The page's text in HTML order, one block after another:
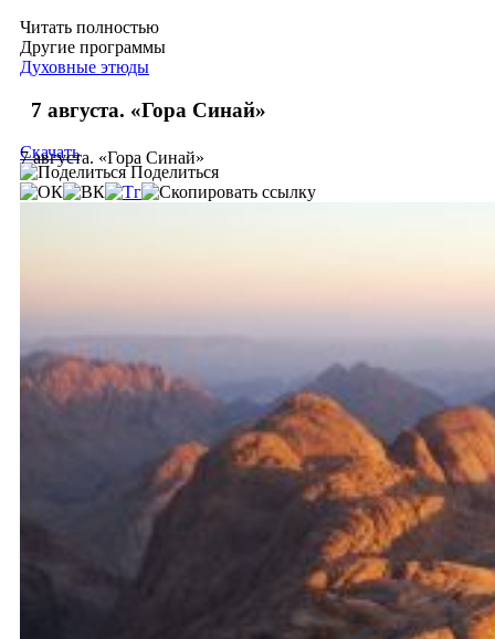
Читать полностью
Другие программы
Духовные этюды
7 августа. «Гора Синай»
7 августа. «Гора Синай»
Скачать
Поделиться